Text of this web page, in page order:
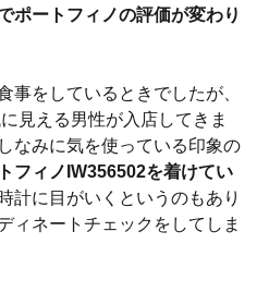
ポートフィノの評価が変わり
事をしているときでしたが、
見える男性が入店してきま
なみに気を使っている印象の
フィノIW356502を着けてい
計に目がいくというのもあり
ィネートチェックをしてしま